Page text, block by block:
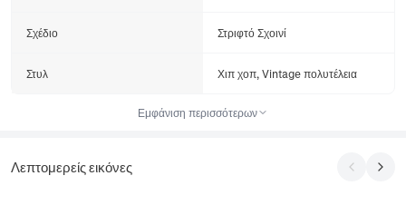
Σχέδιο Στριφτό Σχοινί
Στυλ Χιπ χοπ, Vintage πολυτέλεια
Εμφάνιση περισσότερων
Λεπτομερείς εικόνες